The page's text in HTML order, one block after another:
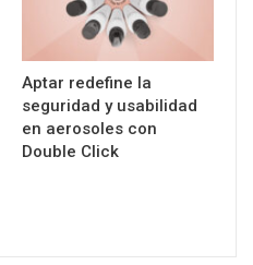
Aptar redefine la
seguridad y usabilidad
en aerosoles con
Double Click